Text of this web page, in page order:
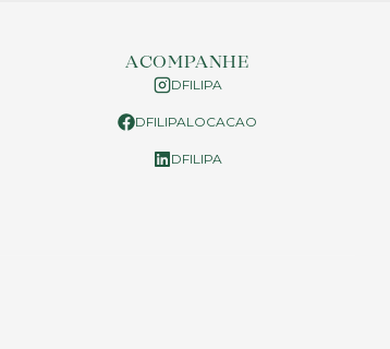
ACOMPANHE
DFILIPA
DFILIPALOCACAO
DFILIPA